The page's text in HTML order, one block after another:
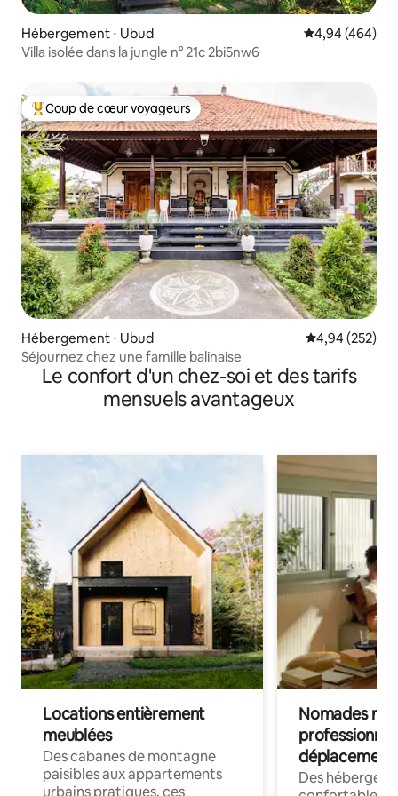
Hébergement ⋅ Ubud Évaluation
4,94 (464)
Villa isolée dans la jungle n° 21c 2bi5nw6
Coups de cœur voyageurs les plus appréciés
Coup de cœur voyageurs
Hébergement ⋅ Ubud Évaluation
4,94 (252)
Séjournez chez une famille balinaise
Le confort d'un chez-soi et des tarifs
mensuels avantageux
Locations entièrement
meublées
Des cabanes de montagne
paisibles aux appartements
urbains pratiques, ces
Nomades
déplacement
Des